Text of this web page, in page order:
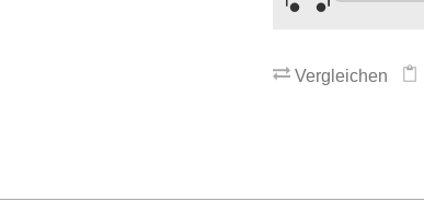
Vergleichen